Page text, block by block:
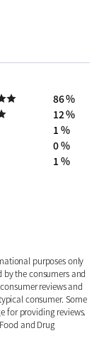
86 %
12 %
1 %
0 %
1 %
purposes only
by the consumers and
reviews and
consumer. Some
for providing reviews.
and Drug